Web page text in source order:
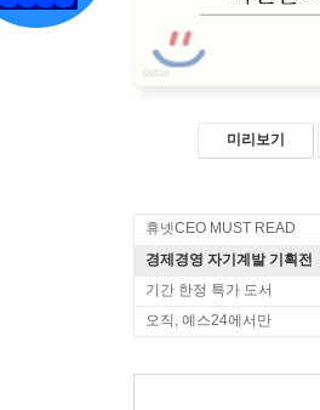
미리보기
휴넷CEO MUST READ
경제경영 자기계발 기획전
기간 한정 특가 도서
오직, 예스24에서만